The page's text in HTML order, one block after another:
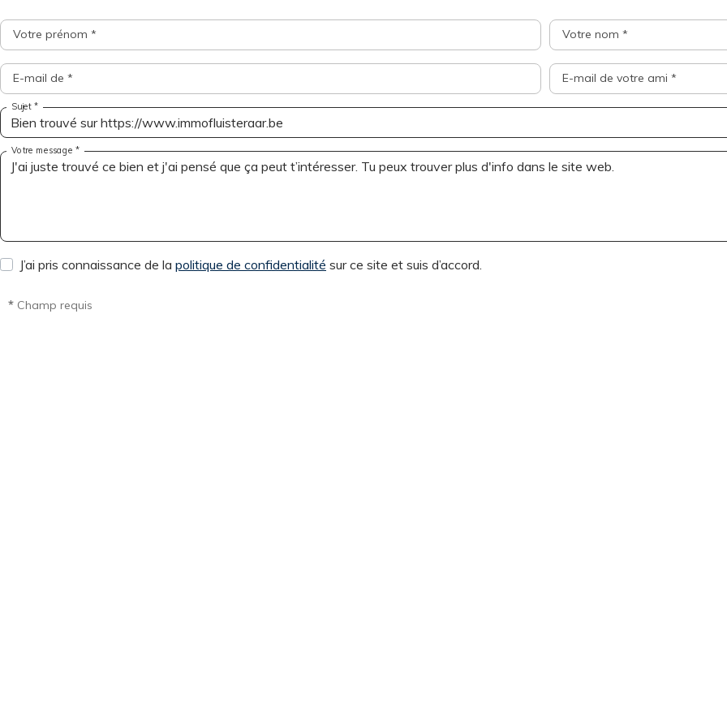
Votre prénom * Votre nom *
E-mail de * E-mail de votre ami *
Sujet *
Votre message *
J’ai pris connaissance de la politique de confidentialité sur ce site et suis d’accord.
* Champ requis